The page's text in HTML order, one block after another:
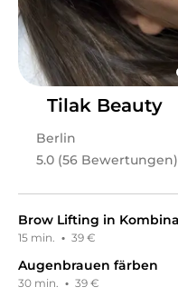
Tilak Beauty
Berlin
5.0 (56 Bewertungen)
15 min. · 39 €
Augenbrauen färben
30 min. · 39 €